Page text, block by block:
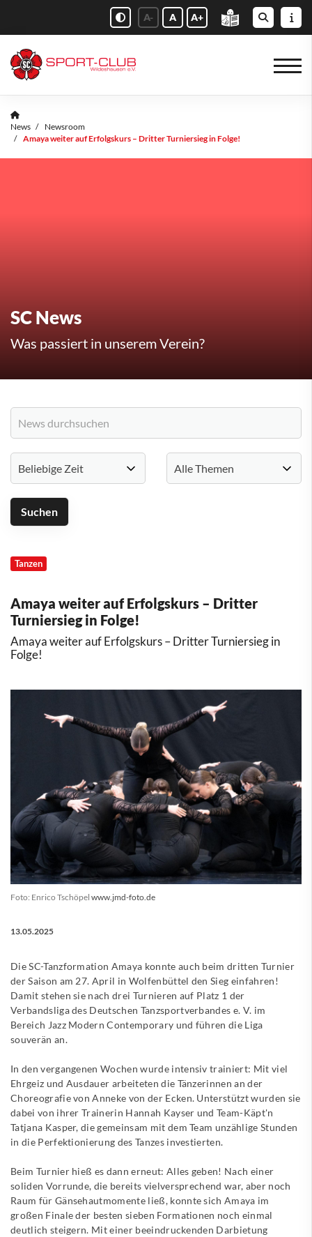
A- A A+
News
Newsroom
Amaya weiter auf Erfolgskurs – Dritter Turniersieg in Folge!
SC News
Was passiert in unserem Verein?
Tanzen
Amaya weiter auf Erfolgskurs – Dritter
Turniersieg in Folge!
Amaya weiter auf Erfolgskurs – Dritter Turniersieg in
Folge!
Foto: Enrico Tschöpel www.jmd-foto.de
13.05.2025
Die SC-Tanzformation Amaya konnte auch beim dritten Turnier
der Saison am 27. April in Wolfenbüttel den Sieg einfahren!
Damit stehen sie nach drei Turnieren auf Platz 1 der
Verbandsliga des Deutschen Tanzsportverbandes e. V. im
Bereich Jazz Modern Contemporary und führen die Liga
souverän an.
In den vergangenen Wochen wurde intensiv trainiert: Mit viel
Ehrgeiz und Ausdauer arbeiteten die Tänzerinnen an der
Choreografie von Anneke von der Ecken. Unterstützt wurden sie
dabei von ihrer Trainerin Hannah Kayser und Team-Käpt'n
Tatjana Kasper, die gemeinsam mit dem Team unzählige Stunden
in die Perfektionierung des Tanzes investierten.
Beim Turnier hieß es dann erneut: Alles geben! Nach einer
soliden Vorrunde, die bereits vielversprechend war, aber noch
Raum für Gänsehautmomente ließ, konnte sich Amaya im
großen Finale der besten sieben Formationen noch einmal
deutlich steigern. Mit einer beeindruckenden Darbietung